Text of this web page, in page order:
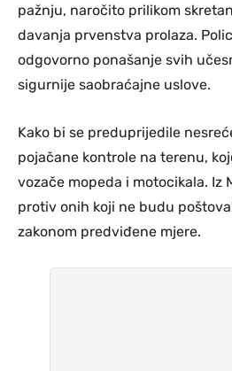
pažnju, naročito prilikom
davanja prvenstva prolaza.
odgovorno ponašanje svih
sigurnije saobraćajne uslove.
Kako bi se preduprijedile
pojačane kontrole na terenu,
vozače mopeda i motocikala. Iz
protiv onih koji ne budu
zakonom predviđene mjere.